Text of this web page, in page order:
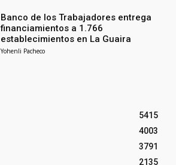
Banco de los Trabajadores entrega
financiamientos a 1.766
establecimientos en La Guaira
Yohenli Pacheco
5415
4003
3791
2135